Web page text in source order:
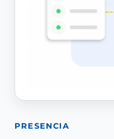
PRESENCIA